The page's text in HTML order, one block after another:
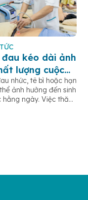
kéo dài ảnh
lượng cuộc
nhức, tê bì hoặc hạn
ảnh hưởng đến sinh
ngày. Việc thăm
teo cơ hoặc biến